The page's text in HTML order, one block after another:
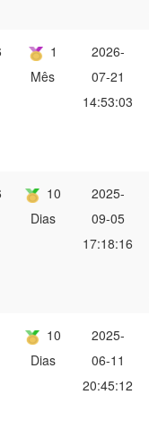
1
Mês
2026-
07-21
14:53:03
10
Dias
2025-
09-05
17:18:16
10
Dias
2025-
06-11
20:45:12